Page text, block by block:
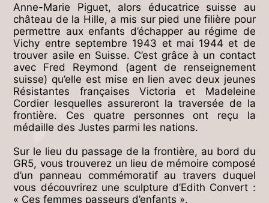
Anne-Marie Piguet, alors éducatrice suisse au
château de la Hille, a mis sur pied une filière pour
permettre aux enfants d’échapper au régime de
Vichy entre septembre 1943 et mai 1944 et de
trouver asile en Suisse. C’est grâce à un contact
avec Fred Reymond (agent de renseignement
suisse) qu’elle est mise en lien avec deux jeunes
Résistantes françaises Victoria et Madeleine
Cordier lesquelles assureront la traversée de la
frontière. Ces quatre personnes ont reçu la
médaille des Justes parmi les nations.
Sur le lieu du passage de la frontière, au bord du
GR5, vous trouverez un lieu de mémoire composé
d’un panneau commémoratif au travers duquel
vous découvrirez une sculpture d’Edith Convert :
« Ces femmes passeurs d’enfants ».